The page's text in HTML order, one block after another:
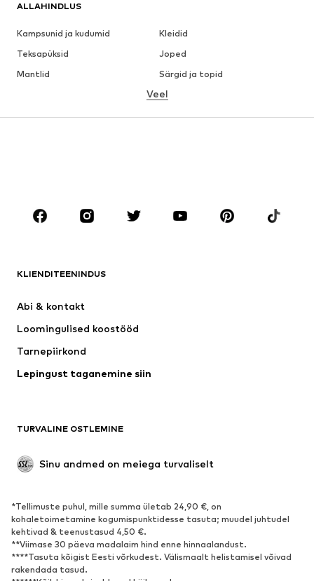
ALLAHINDLUS
Kampsunid ja kudumid
Kleidid
Teksapüksid
Joped
Mantlid
Särgid ja topid
Pesu
Seelikud
Pluusid ja tuunikad
Aksessuaarid
Premium
Uus
Pesu
Mantlid
Sündmused
Eksklusiivne
JALANÕUD
Uus
Vabaaja jalanõud
Pahkluusaapad
Kontsasaapad ja -kingad
Saapad
Veel
KLIENDITEENINDUS
Abi & kontakt
Loomingulised koostööd
Tarnepiirkond
Lepingust taganemine siin
TURVALINE OSTLEMINE
Sinu andmed on meiega turvaliselt
*Tellimuste puhul, mille summa ületab 24,90 €, on
kohaletoimetamine kogumispunktidesse tasuta; muudel juhtudel
kehtivad & teenustasud 4,50 €.
**Viimase 30 päeva madalaim hind enne hinnaalandust.
****Tasuta kõigist Eesti võrkudest. Välismaalt helistamisel võivad
rakendada tasud.